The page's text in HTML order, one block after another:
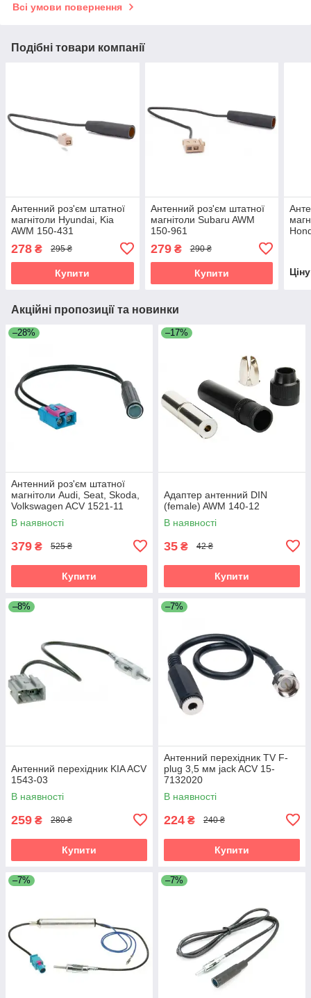
Всі умови повернення
Подібні товари компанії
Антенний роз'єм штатної
магнітоли Hyundai, Kia
AWM 150-431
278 ₴ 295 ₴
Купити
Антенний роз'єм штатної
магнітоли Subaru AWM
150-961
279₴ 290 ₴
Купити
Акційні пропозиції та новинки
–28%
Антенний роз'єм штатної
магнітоли Audi, Seat, Skoda,
Volkswagen ACV 1521-11
В наявності
379 ₴ 525 ₴
Купити
–17%
Адаптер антенний DIN
(female) AWM 140-12
В наявності
35 ₴ 42 ₴
Купити
–8%
Антенний перехідник KIA ACV
1543-03
В наявності
259 ₴ 280 ₴
Купити
–7%
Антенний перехідник TV F-
plug 3,5 мм jack ACV 15-
7132020
В наявності
224 ₴ 240 ₴
Купити
–7% –7%